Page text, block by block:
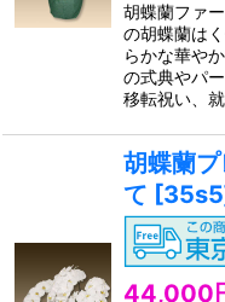
胡蝶蘭ファ
の胡蝶蘭は
らかな華や
の式典やパ
移転祝い、
胡蝶蘭
て [35s5
44,000